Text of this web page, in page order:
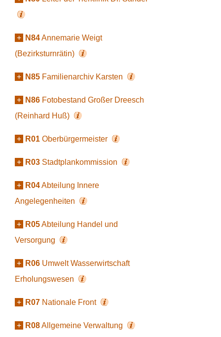
+ N84Annemarie Weigt
(Bezirksturnrätin)
+ N85 Familienarchiv Karsten
+ N86 Fotobestand Großer Dreesch
(Reinhard Huß)
+ R01 Oberbürgermeister
+ R03 Stadtplankommission
+ R04Abteilung Innere
Angelegenheiten
+ R05Abteilung Handel und
Versorgung
+ R06 Umwelt Wasserwirtschaft
Erholungswesen
+ R07 Nationale Front
+ R08Allgemeine Verwaltung